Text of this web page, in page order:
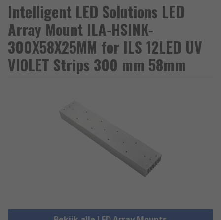
Intelligent LED Solutions LED
Array Mount ILA-HSINK-
300X58X25MM for ILS 12LED UV
VIOLET Strips 300 mm 58mm